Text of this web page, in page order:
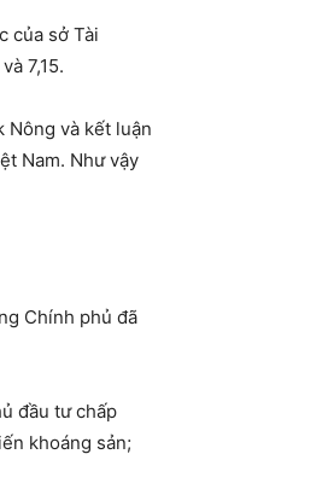
của sở Tài
7,15.
Nông và kết luận
Nam. Như vậy
Chính phủ đã
đầu tư chấp
khoáng sản;